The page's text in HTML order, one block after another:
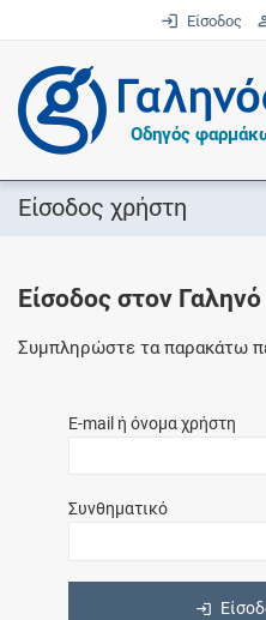
Είσοδος
Οδηγός
Είσοδος χρήστη
Είσοδος στον Γαληνό
Συμπληρώστε τα παρακάτω
E-mail ή όνομα χρήστη
Συνθηματικό